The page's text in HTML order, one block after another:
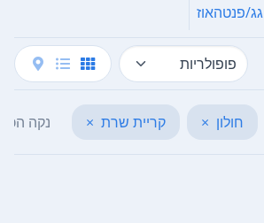
גג/פנטהאוז
חולון × קריית שרת × נקה הכל